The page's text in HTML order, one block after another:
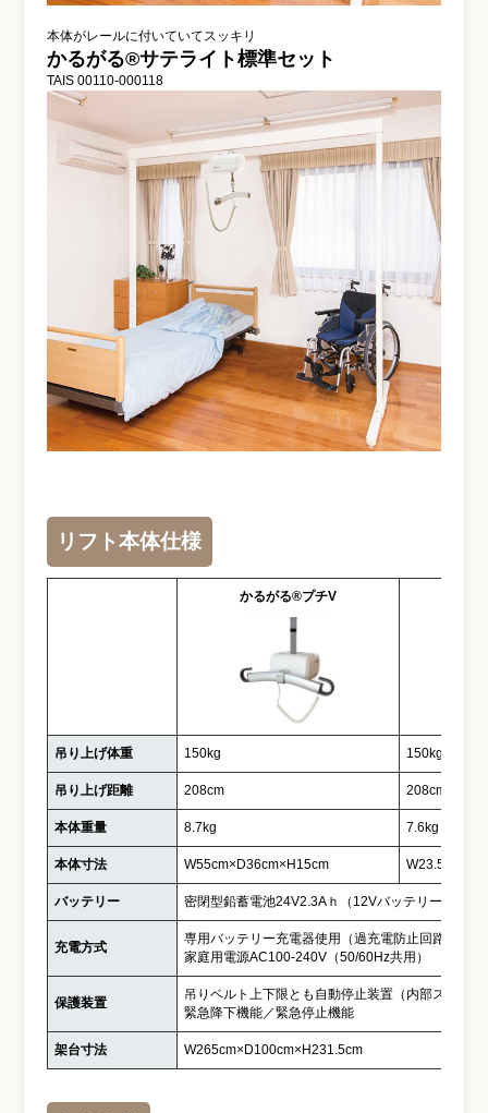
本体がレールに付いていてスッキリ
かるがる®サテライト標準セット
TAIS 00110-000118
リフト本体仕様
かるがる®プチV
吊り上げ体重 150kg 150kg
吊り上げ距離 208cm 208cm
本体重量 8.7kg 7.6kg
本体寸法 W55cm×D36cm×H15cm
バッテリー 密閉型鉛蓄電池24V2.3Aｈ（12Vバッテリー2台）
充電方式
専用バッテリー充電器使用（過充電防止回路付）
家庭用電源AC100-240V（50/60Hz共用）
保護装置
吊りベルト上下限とも自動停止装置（内部スイッチ
緊急降下機能／緊急停止機能
架台寸法 W265cm×D100cm×H231.5cm